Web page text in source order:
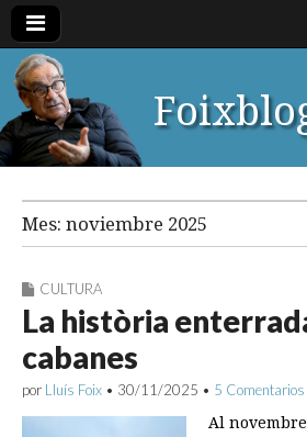
Mes: noviembre 2025
CULTURA
La història
cabanes
por Lluís Foix • 30/11/2025 • 5 Comentarios
Al